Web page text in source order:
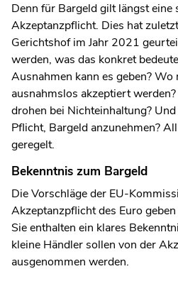
Denn für Bargeld gilt längst eine
Akzeptanzpflicht. Dies hat
Gerichtshof im Jahr 2021
werden, was das konkret
Ausnahmen kann es geben?
ausnahmslos akzeptiert
drohen bei Nichteinhaltung?
Pflicht, Bargeld anzunehmen?
geregelt.
Bekenntnis zum Bargeld
Die Vorschläge der EU-
Akzeptanzpflicht des Euro
Sie enthalten ein klares
kleine Händler sollen von der
ausgenommen werden.